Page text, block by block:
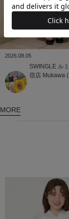
2026.08.05
SWINGLE ル
宿店 Mukawa
MORE